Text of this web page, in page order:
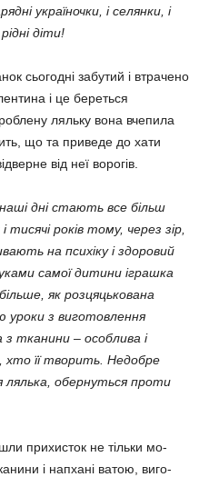
україночки, і селянки, і
діти!
сьогодні забутий і втрачено
і це бе­реться
ляльку во­на вчепила
що та при­веде до хати
від неї ворогів.
дні стають все більш
років тому, через зір,
на психіку і здоровий
самої ди­тини іграшка
як розцяцькована
з ви­готовлення
тканини – особлива і
хто її тво­рить. Недобре
лялька, обер­ну­ться проти
прихисток не тільки мо­
і напхані ватою, ви­го­